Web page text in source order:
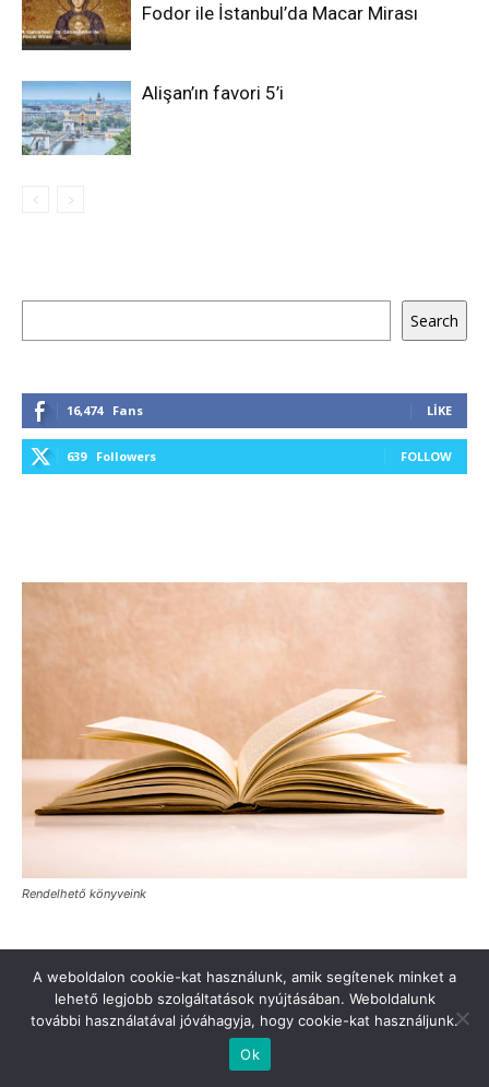
Fodor ile İstanbul’da Macar Mirası
Alişan’ın favori 5’i
Search
16,474 Fans LIKE
639 Followers FOLLOW
Rendelhető könyveink
Türkinfo’ya destek verin Değerli Okur! İletişim Hakkımızda
© Turkinfo.hu 2020
A weboldalon cookie-kat használunk, amik segítenek minket a
lehető legjobb szolgáltatások nyújtásában. Weboldalunk
további használatával jóváhagyja, hogy cookie-kat használjunk.
Ok